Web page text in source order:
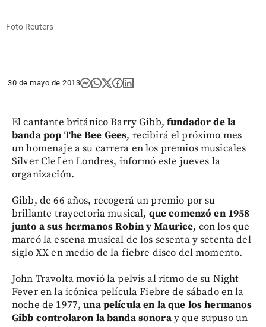
Foto Reuters
30 de mayo de 2013
El cantante británico Barry Gibb,fundador de la
banda pop The Bee Gees, recibirá el próximo mes
un homenaje a su carrera en los premios musicales
Silver Clef en Londres, informó este jueves la
organización.
Gibb, de 66 años, recogerá un premio por su
brillante trayectoria musical, que comenzó en 1958
junto a sus hermanos Robin y Maurice, con los que
marcó la escena musical de los sesenta y setenta del
siglo XX en medio de la fiebre disco del momento.
John Travolta movió la pelvis al ritmo de su Night
Fever en la icónica película Fiebre de sábado en la
noche de 1977,una película en la que los hermanos
Gibb controlaron la banda sonoray que supuso un